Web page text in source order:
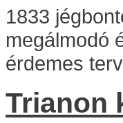
1833
megálmodó
érdemes
Trianon